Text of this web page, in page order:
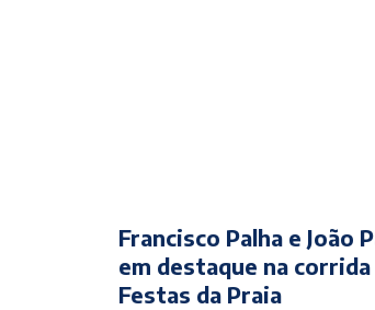
Francisco Palha e João
em destaque na corrida
Festas da Praia